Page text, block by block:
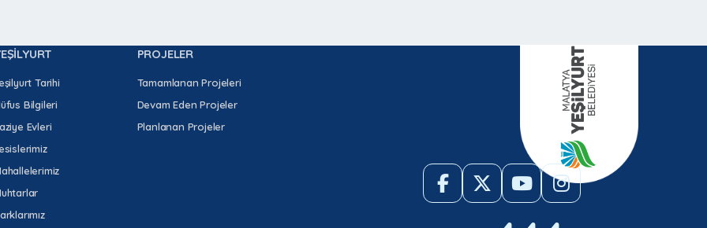
Tarihi
Bilgileri
Evleri
PROJELER
Tamamlanan Projeleri
Devam Eden Projeler
Planlanan Projeler